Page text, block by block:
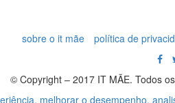
sobre o it mãe política de
© Copyright – 2017 IT MÃE. Todos
melhorar o desempenho,